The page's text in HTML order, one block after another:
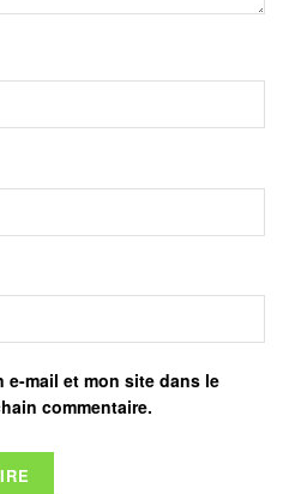
e-mail et mon site dans le
commentaire.